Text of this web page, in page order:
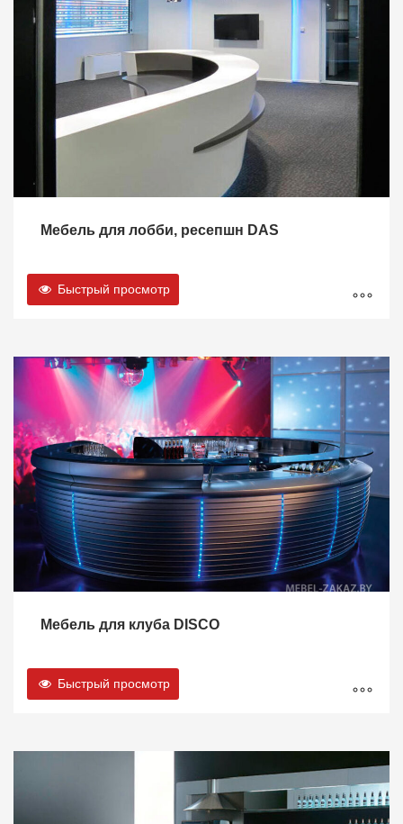
Мебель для лобби, ресепшн DAS
Быстрый просмотр
Мебель для клуба DISCO
Быстрый просмотр